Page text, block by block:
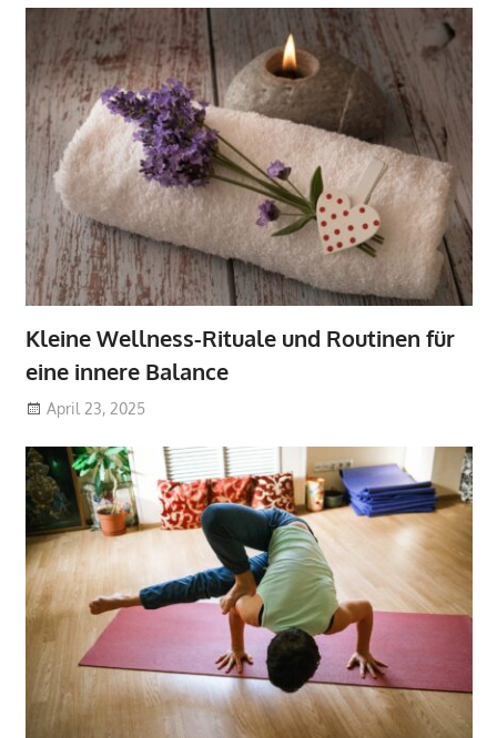
Kleine Wellness-Rituale und Routinen für
eine innere Balance
April 23, 2025